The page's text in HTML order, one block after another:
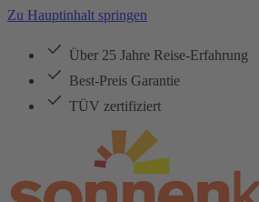
Zu Hauptinhalt springen
Über 25 Jahre Reise-Erfahrung
Best-Preis Garantie
TÜV zertifiziert